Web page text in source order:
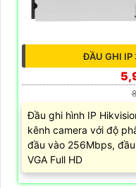
ĐẦU GHI
Đầu ghi hình IP
kênh camera với độ
đầu vào 256Mbps,
VGA Full HD